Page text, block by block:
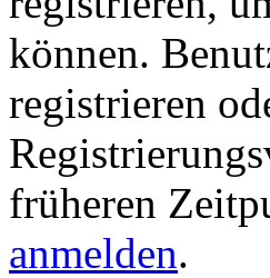
können.
registrieren
früheren
anmelden.